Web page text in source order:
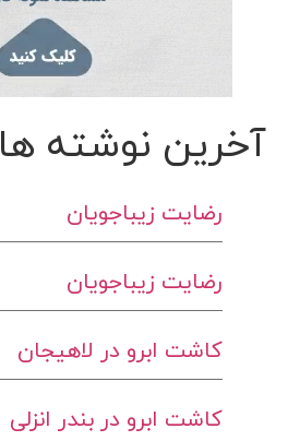
آخرین نوشته ها
رضایت زیباجویان
رضایت زیباجویان
کاشت ابرو در لاهیجان
کاشت ابرو در بندر انزلی